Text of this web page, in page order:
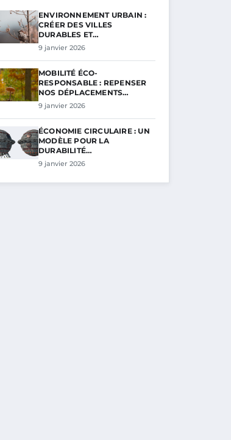
ENVIRONNEMENT URBAIN :
CRÉER DES VILLES
DURABLES ET…
9 janvier 2026
MOBILITÉ ÉCO-
RESPONSABLE : REPENSER
NOS DÉPLACEMENTS…
9 janvier 2026
ÉCONOMIE CIRCULAIRE : UN
MODÈLE POUR LA
DURABILITÉ…
9 janvier 2026